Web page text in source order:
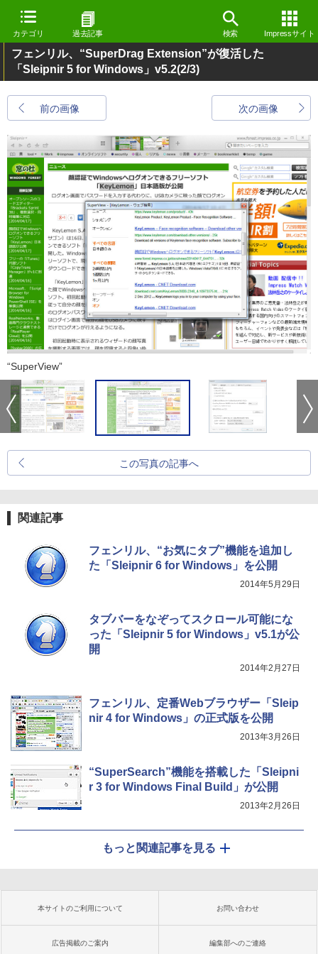
カテゴリ 過去記事 検索 Impressサイト
フェンリル、“SuperDrag Extension”が復活した
「Sleipnir 5 for Windows」v5.2(2/3)
前の画像 次の画像
“SuperView”
この写真の記事へ
関連記事
フェンリル、“お気にタブ”機能を追加し
た「Sleipnir 6 for Windows」を公開
2014年5月29日
タブバーをなぞってスクロール可能にな
った「Sleipnir 5 for Windows」v5.1が公
開
2014年2月27日
フェンリル、定番Webブラウザー「Sleip
nir 4 for Windows」の正式版を公開
2013年3月26日
“SuperSearch”機能を搭載した「Sleipni
r 3 for Windows Final Build」が公開
2013年2月26日
もっと関連記事を見る
本サイトのご利用について お問い合わせ
広告掲載のご案内 編集部へのご連絡